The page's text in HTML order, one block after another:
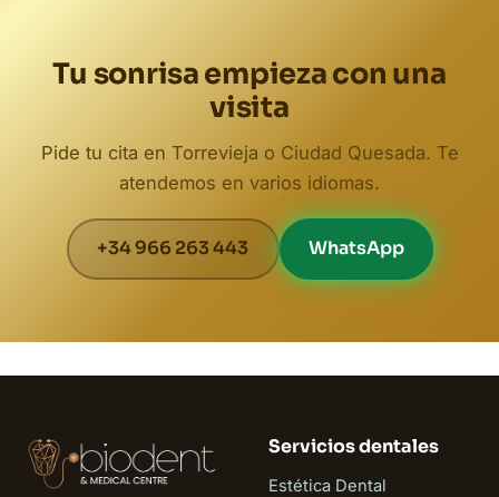
Tu sonrisa empieza con una
visita
Pide tu cita en Torrevieja o Ciudad Quesada. Te
atendemos en varios idiomas.
+34 966 263 443 WhatsApp
Servicios dentales
Estética Dental